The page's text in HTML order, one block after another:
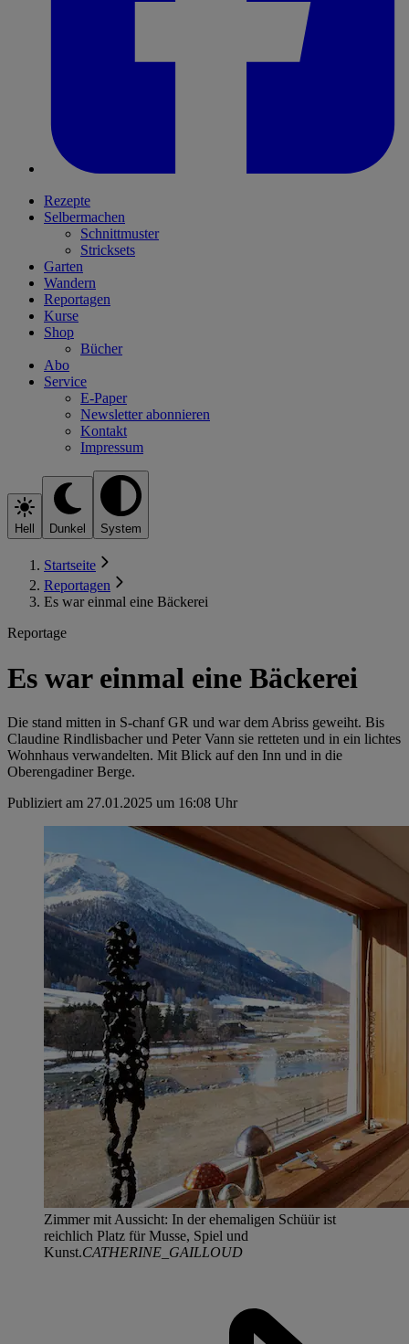
Rezepte
Selbermachen
Schnittmuster
Stricksets
Garten
Wandern
Reportagen
Kurse
Shop
Bücher
Abo
Service
E-Paper
Newsletter abonnieren
Kontakt
Impressum
Hell Dunkel System
Startseite
Reportagen
Es war einmal eine Bäckerei
Reportage
Es war einmal eine Bäckerei
Die stand mitten in S-chanf GR und war dem Abriss geweiht. Bis
Claudine Rindlisbacher und Peter Vann sie retteten und in ein lichtes
Wohnhaus verwandelten. Mit Blick auf den Inn und in die
Oberengadiner Berge.
Publiziert am 27.01.2025 um 16:08 Uhr
Zimmer mit Aussicht: In der ehemaligen Schüür ist
reichlich Platz für Musse, Spiel und
Kunst.CATHERINE_GAILLOUD